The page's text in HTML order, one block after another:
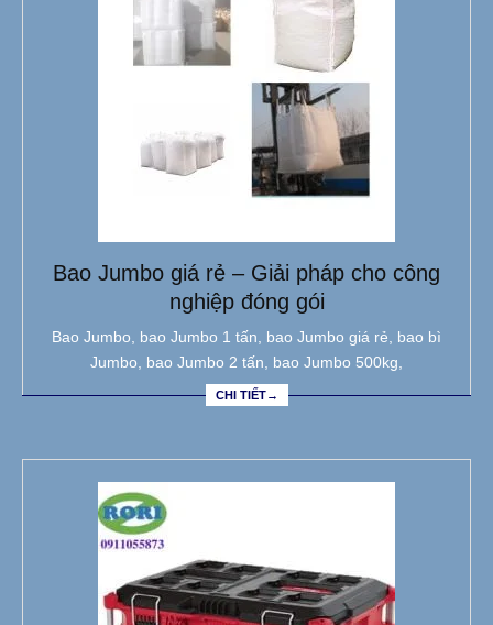
Bao Jumbo giá rẻ – Giải pháp cho công
nghiệp đóng gói
Bao Jumbo, bao Jumbo 1 tấn, bao Jumbo giá rẻ, bao bì
Jumbo, bao Jumbo 2 tấn, bao Jumbo 500kg,
CHI TIẾT→